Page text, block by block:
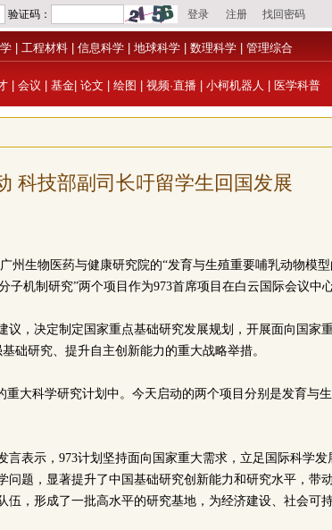
工程材料 信息科学 地球科学 数理科学 管理综合
会议 基金 论文 绘图 视频·直播 小柯机器人 医学科普
科技部副司长吁留学生回国发展
州生物医药与健康研究院的“发育与生殖重要哺乳动物模型
子机制研究”两个项目作为973首席项目在白云国际会议中
议，决定制定国家重点基础研究发展规划，开展面向国家
础研究、提升自主创新能力的重大战略举措。
重大科学研究计划中。今天启动的两个项目分别是发育与
言表示，973计划坚持面向国家重大需求，立足国际科学发
问题，显著提升了中国基础研究创新能力和研究水平，带
，形成了一批高水平的研究基地，为经济建设、社会可